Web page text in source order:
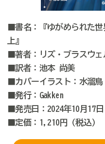
■書名：『ゆがめられた
上』
■著者：リズ・ブラスウェ
■訳者：池本 尚美
■カバーイラスト：水溜鳥
■発行：Gakken
■発売日：2024年10月17日
■定価：1,210円（税込）